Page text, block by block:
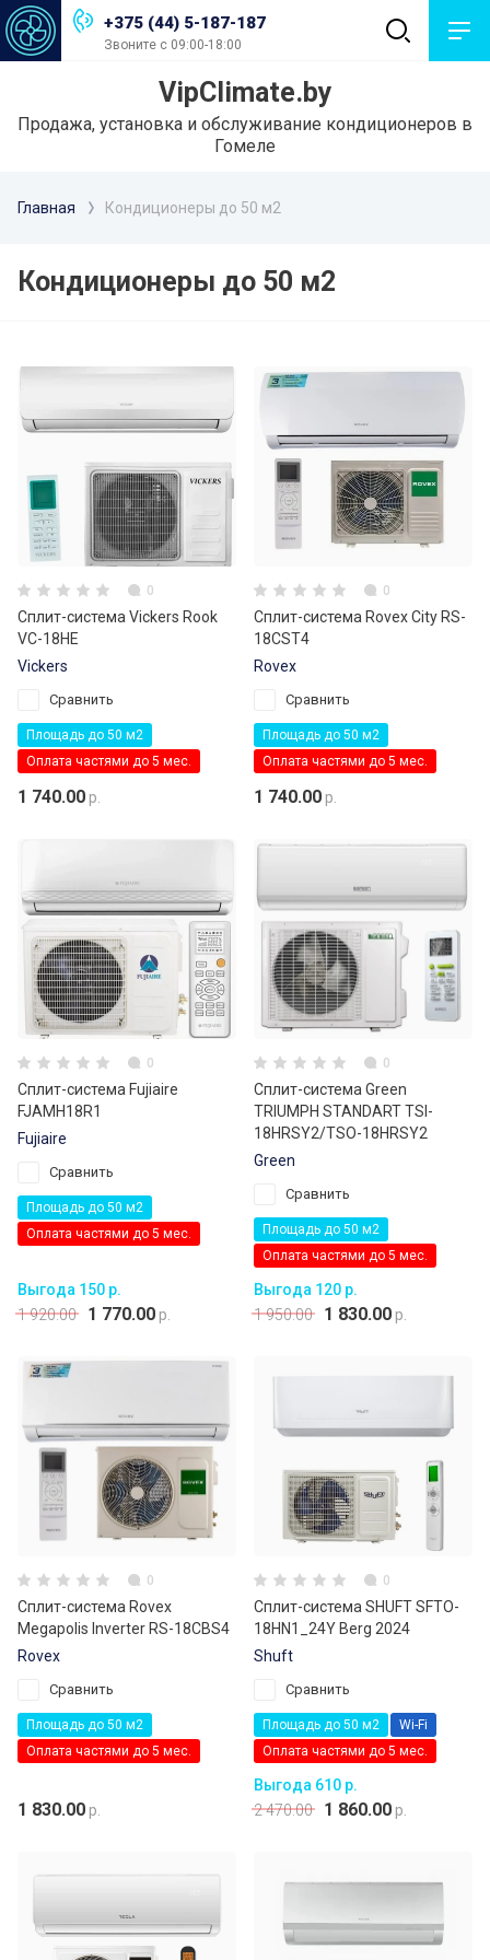
+375 (44) 5-187-187
Звоните с 09:00-18:00
VipClimate.by
Продажа, установка и обслуживание кондиционеров в
Гомеле
Главная Кондиционеры до 50 м2
Кондиционеры до 50 м2
0
Сплит-система Vickers Rook
VC-18HE
Vickers
Сравнить
Площадь до 50 м2
Оплата частями до 5 мес.
1 740.00 р.
0
Сплит-система Rovex City RS-
18CST4
Rovex
Сравнить
Площадь до 50 м2
Оплата частями до 5 мес.
1 740.00 р.
0
Сплит-система Fujiaire
FJAMH18R1
Fujiaire
Сравнить
Площадь до 50 м2
Оплата частями до 5 мес.
Выгода 150 р.
1 920.00
1 770.00 р.
0
Сплит-система Green
TRIUMPH STANDART TSI-
18HRSY2/TSO-18HRSY2
Green
Сравнить
Площадь до 50 м2
Оплата частями до 5 мес.
Выгода 120 р.
1 950.00
1 830.00 р.
0
Сплит-система Rovex
Megapolis Inverter RS-18CBS4
Rovex
Сравнить
Площадь до 50 м2
Оплата частями до 5 мес.
1 830.00 р.
0
Сплит-система SHUFT SFTO-
18HN1_24Y Berg 2024
Shuft
Сравнить
Площадь до 50 м2
Wi-Fi
Оплата частями до 5 мес.
Выгода 610 р.
2 470.00
1 860.00 р.